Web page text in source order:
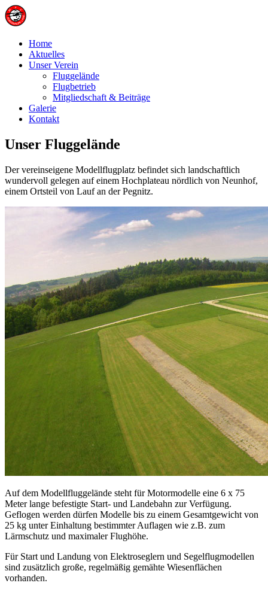
Home
Aktuelles
Unser Verein
Fluggelände
Flugbetrieb
Mitgliedschaft & Beiträge
Galerie
Kontakt
Unser Fluggelände
Der vereinseigene Modellflugplatz befindet sich landschaftlich
wundervoll gelegen auf einem Hochplateau nördlich von Neunhof,
einem Ortsteil von Lauf an der Pegnitz.
Auf dem Modellfluggelände steht für Motormodelle eine 6 x 75
Meter lange befestigte Start- und Landebahn zur Verfügung.
Geflogen werden dürfen Modelle bis zu einem Gesamtgewicht von
25 kg unter Einhaltung bestimmter Auflagen wie z.B. zum
Lärmschutz und maximaler Flughöhe.
Für Start und Landung von Elektroseglern und Segelflugmodellen
sind zusätzlich große, regelmäßig gemähte Wiesenflächen
vorhanden.